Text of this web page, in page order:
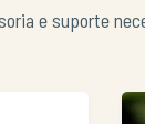
e suporte